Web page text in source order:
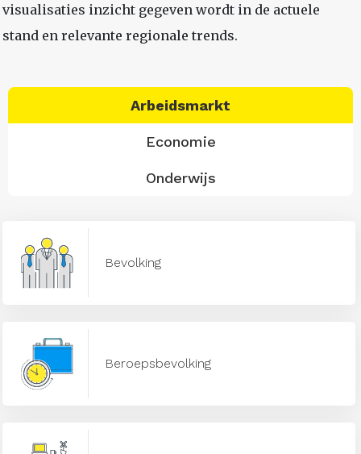
visualisaties inzicht gegeven wordt in de actuele
stand en relevante regionale trends.
Arbeidsmarkt
Economie
Onderwijs
Bevolking
Beroepsbevolking